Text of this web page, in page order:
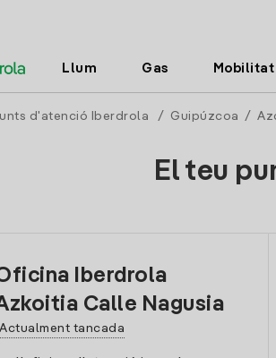
Llum Gas
d'atenció Iberdrola / Guipúzcoa /
El teu
Iberdrola
Calle Nagusia
Actualment tancada